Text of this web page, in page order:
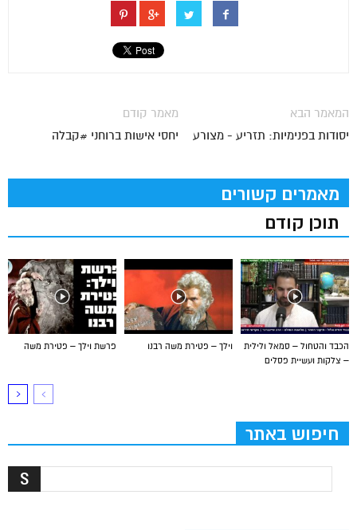
מאמר קודם
יחסי אישות ברוחני #קבלה
המאמר הבא
יסודות בפנימיות: תזריע - מצורע
מאמרים קשורים
תוכן קודם
פרשת וילך – פטירת משה וילך – פטירת משה רבנו
הכבד והטחול – סמאל ולילית
– צלקות ועשיית פסלים
חיפוש באתר